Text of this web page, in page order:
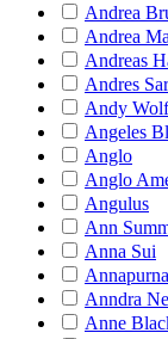
Andrea
Andrea
Andreas
Andres
Andy Wolf
Angeles
Anglo
Anglo
Angulus
Ann
Anna Sui
Annapurna
Anndra
Anne